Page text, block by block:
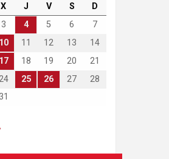
X J V S
D
3 4 5 6
7
10 11 12 13
14
17 18 19 20
21
25 26 27
28